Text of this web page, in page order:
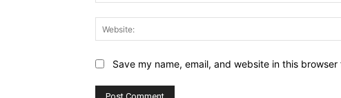
Save my name, email, and website in this